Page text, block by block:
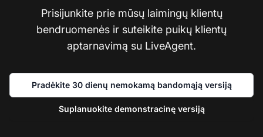
Prisijunkite prie mūsų laimingų klientų
bendruomenės ir suteikite puikų klientų
aptarnavimą su LiveAgent.
Pradėkite 30 dienų nemokamą bandomąją versiją
Suplanuokite demonstracinę versiją